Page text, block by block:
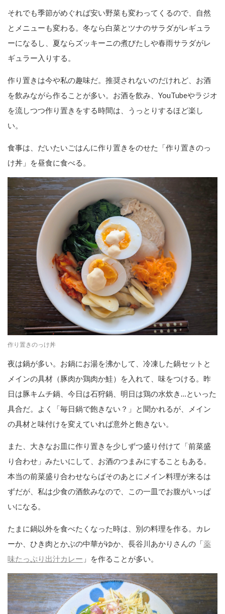
それでも季節がめぐれば安い野菜も変わってくるので、自然
とメニューも変わる。冬なら白菜とツナのサラダがレギュラ
ーになるし、夏ならズッキーニの煮びたしや春雨サラダがレ
ギュラー入りする。
作り置きは今や私の趣味だ。推奨されないのだけれど、お酒
を飲みながら作ることが多い。お酒を飲み、YouTubeやラジオ
を流しつつ作り置きをする時間は、うっとりするほど楽し
い。
食事は、だいたいごはんに作り置きをのせた「作り置きのっ
け丼」を昼食に食べる。
作り置きのっけ丼
夜は鍋が多い。お鍋にお湯を沸かして、冷凍した鍋セットと
メインの具材（豚肉か鶏肉か鮭）を入れて、味をつける。昨
日は豚キムチ鍋、今日は石狩鍋、明日は鶏の水炊き…といった
具合だ。よく「毎日鍋で飽きない？」と聞かれるが、メイン
の具材と味付けを変えていれば意外と飽きない。
また、大きなお皿に作り置きを少しずつ盛り付けて「前菜盛
り合わせ」みたいにして、お酒のつまみにすることもある。
本当の前菜盛り合わせならばそのあとにメイン料理が来るは
ずだが、私は少食の酒飲みなので、この一皿でお腹がいっぱ
いになる。
たまに鍋以外を食べたくなった時は、別の料理を作る。カレ
ーか、ひき肉とかぶの中華がゆか、長谷川あかりさんの「薬
味たっぷり出汁カレー 」を作ることが多い。